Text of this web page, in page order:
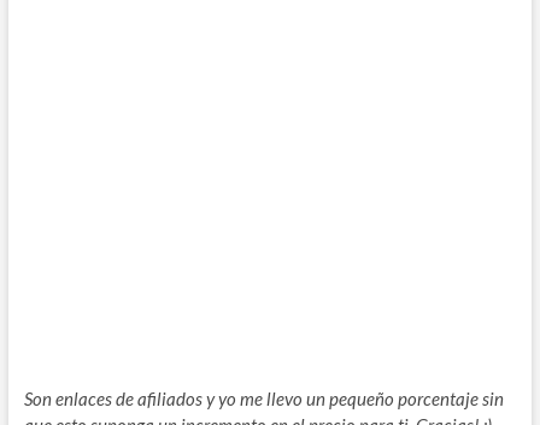
Son enlaces de afiliados y yo me llevo un pequeño porcentaje sin